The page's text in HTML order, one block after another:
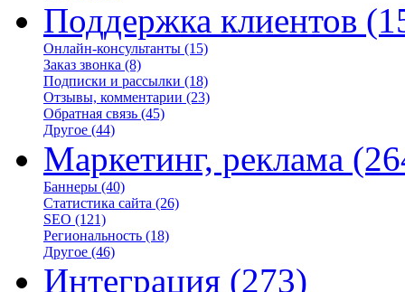
Поддержка клиентов
Онлайн-консультанты (15)
Заказ звонка (8)
Подписки и рассылки (18)
Отзывы, комментарии (23)
Обратная связь (45)
Другое (44)
Маркетинг, реклама
Баннеры (40)
Статистика сайта (26)
SEO (121)
Региональность (18)
Другое (46)
Интеграция (273)